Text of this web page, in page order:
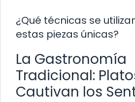
¿Qué técnicas se
estas piezas únicas?
La Gastronomía
Tradicional:
Cautivan los